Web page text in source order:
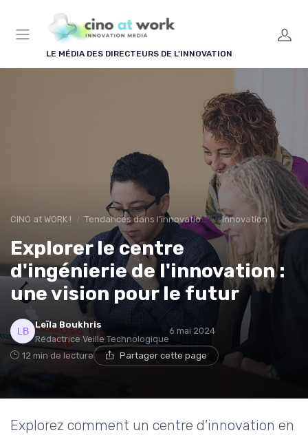
LE MÉDIA DES DIRECTEURS DE L'INNOVATION
CINO at WORK ! Tendances dans l'innovation en entreprise Innovation
Explorer le centre
d'ingénierie de l'innovation :
une vision pour le futur
Leïla Boukhris
Rédactrice Veille Technologique
6 mai 2024
12 min de lecture Partager cette page
Explorez comment un centre d’innovation en